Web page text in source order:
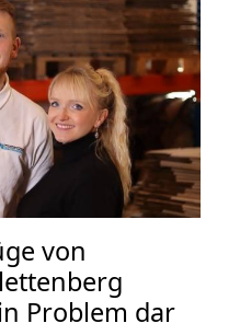
von
Problem dar